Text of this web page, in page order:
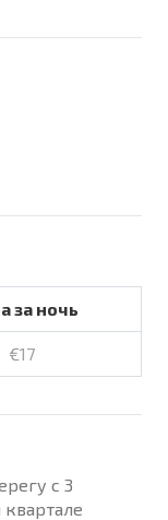
за ночь
€17
с 3